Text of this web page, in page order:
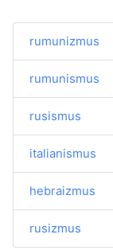
rumunizmus
rumunismus
rusismus
italianismus
hebraizmus
rusizmus